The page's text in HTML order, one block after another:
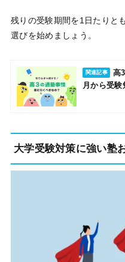
残りの受験期間を1日たりと
選びを始めましょう。
関連記事
高
月から受験
大学受験対策に強い塾